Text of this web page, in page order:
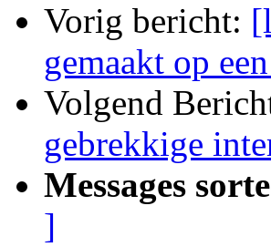
Vorig bericht:
gemaakt op
Volgend
gebrekkige
Messages
]